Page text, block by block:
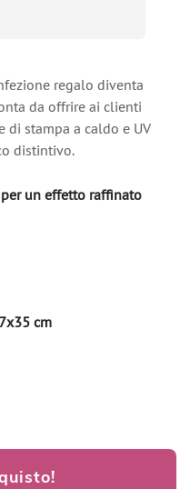
regalo diventa
da offrire ai clienti
di stampa a caldo e UV
distintivo.
per un effetto raffinato
cm